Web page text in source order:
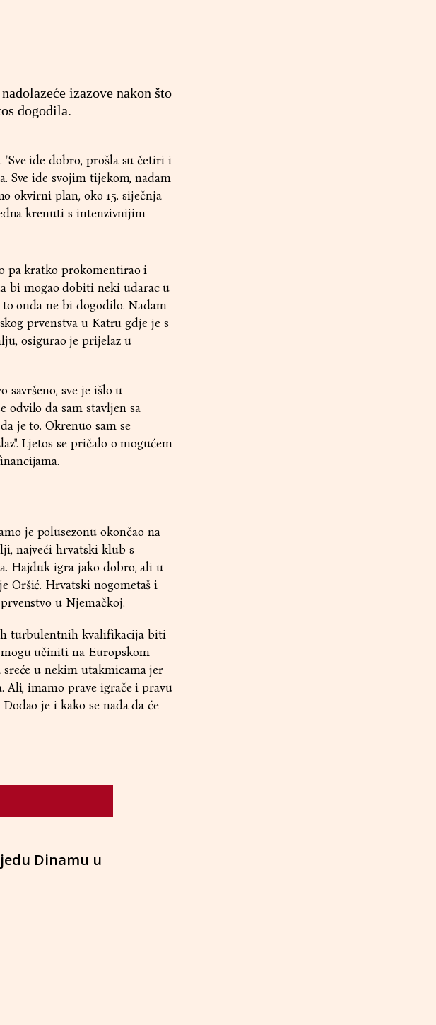
izazove nakon što
dogodila.
"Sve ide dobro, prošla su četiri i
Sve ide svojim tijekom, nadam
okvirni plan, oko 15. siječnja
krenuti s intenzivnijim
pa kratko prokomentirao i
bi mogao dobiti neki udarac u
onda ne bi dogodilo. Nadam
prvenstva u Katru gdje je s
osigurao je prijelaz u
savršeno, sve je išlo u
odvilo da sam stavljen sa
je to. Okrenuo sam se
Ljetos se pričalo o mogućem
je polusezonu okončao na
najveći hrvatski klub s
Hajduk igra jako dobro, ali u
Oršić. Hrvatski nogometaš i
u Njemačkoj.
turbulentnih kvalifikacija biti
učiniti na Europskom
u nekim utakmicama jer
Ali, imamo prave igrače i pravu
je i kako se nada da će
Dinamu u